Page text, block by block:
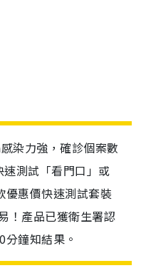
染力強，確診個案數
測試「看門口」或
優惠價快速測試套裝
！產品已獲衛生署認
鐘知結果。